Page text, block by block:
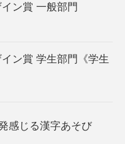
ン賞 一般部門
ン賞 学生部門《学生
感じる漢字あそび